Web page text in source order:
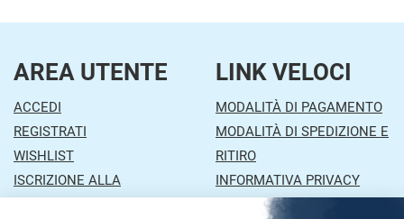
AREA UTENTE
ACCEDI
REGISTRATI
WISHLIST
ISCRIZIONE ALLA
LINK VELOCI
MODALITÀ DI PAGAMENTO
MODALITÀ DI SPEDIZIONE E
RITIRO
INFORMATIVA PRIVACY
CONDIZIONI DI VENDITA